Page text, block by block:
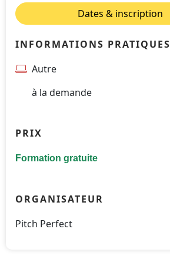
Dates & inscription
INFORMATIONS PRATIQUES
Autre
à la demande
PRIX
Formation gratuite
ORGANISATEUR
Pitch Perfect